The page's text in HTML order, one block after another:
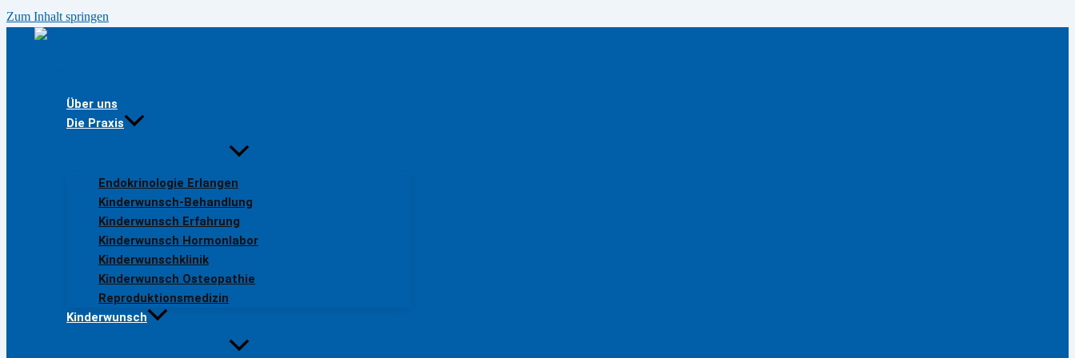
Zum Inhalt springen
Über uns
Die Praxis
Endokrinologie Erlangen
Kinderwunsch-Behandlung
Kinderwunsch Erfahrung
Kinderwunsch Hormonlabor
Kinderwunschklinik
Kinderwunsch Osteopathie
Reproduktionsmedizin
Kinderwunsch